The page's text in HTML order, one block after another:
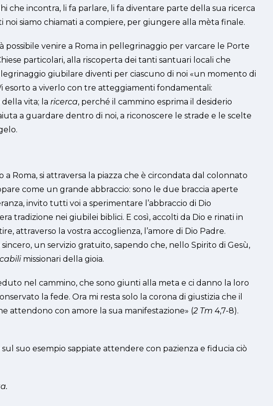
che incontra, li fa parlare, li fa diventare parte della sua ricerca
noi siamo chiamati a compiere, per giungere alla mèta finale.
venire a Roma in pellegrinaggio per varcare le Porte
particolari, alla riscoperta dei tanti santuari locali che
giubilare diventi per ciascuno di noi «un momento di
esorto a viverlo con tre atteggiamenti fondamentali:
vita; la ricerca, perché il cammino esprima il desiderio
a guardare dentro di noi, a riconoscere le strade e le scelte
Roma, si attraversa la piazza che è circondata dal colonnato
come un grande abbraccio: sono le due braccia aperte
invito tutti voi a sperimentare l’abbraccio di Dio
tradizione nei giubilei biblici. E così, accolti da Dio e rinati in
attraverso la vostra accoglienza, l’amore di Dio Padre.
un servizio gratuito, sapendo che, nello Spirito di Gesù,
missionari della gioia.
nel cammino, che sono giunti alla meta e ci danno la loro
la fede. Ora mi resta solo la corona di giustizia che il
attendono con amore la sua manifestazione» (2 Tm 4,7-8).
suo esempio sappiate attendere con pazienza e fiducia ciò